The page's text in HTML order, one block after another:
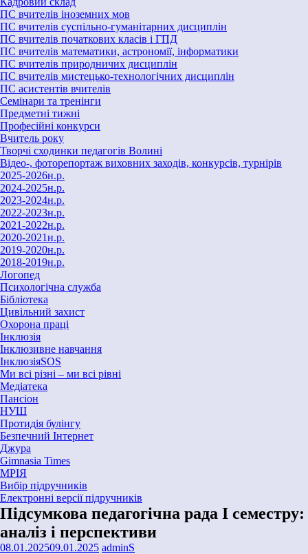
ПС вчителів іноземних мов
ПС вчителів суспільно-гуманітарних дисциплін
ПС вчителів початкових класів і ГПД
ПС вчителів математики, астрономії, інформатики
ПС вчителів природничих дисциплін
ПС вчителів мистецько-технологічних дисциплін
ПС асистентів вчителів
Семінари та тренінги
Предметні тижні
Професійні конкурси
Вчитель року
Творчі сходинки педагогів Волині
Відео-, фоторепортаж виховних заходів, конкурсів, турнірів
2025-2026н.р.
2024-2025н.р.
2023-2024н.р.
2022-2023н.р.
2021-2022н.р.
2020-2021н.р.
2019-2020н.р.
2018-2019н.р.
Логопед
Психологічна служба
Бібліотека
Цивільний захист
Охорона праці
Інклюзія
Інклюзивне навчання
ІнклюзіяSOS
Ми всі різні – ми всі рівні
Медіатека
Пансіон
НУШ
Протидія булінгу
Безпечний Інтернет
Джура
Gimnasia Times
МРІЯ
Вибір підручників
Електронні версії підручників
Підсумкова педагогічна рада І семестру:
аналіз і перспективи
08.01.202509.01.2025 adminS